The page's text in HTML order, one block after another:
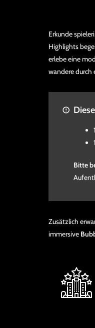
Erkunde
Highlights
erlebe eine
wandere durch
Bitte
Zusätzlich
immersive